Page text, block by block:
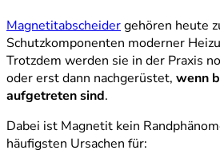
Magnetitabscheidergehören heute
Schutzkomponenten moderner
Trotzdem werden sie in der Praxis
oder erst dann nachgerüstet, wenn
aufgetreten sind.
Dabei ist Magnetit kein
häufigsten Ursachen für: